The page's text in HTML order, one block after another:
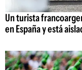
Un turista
en España y está